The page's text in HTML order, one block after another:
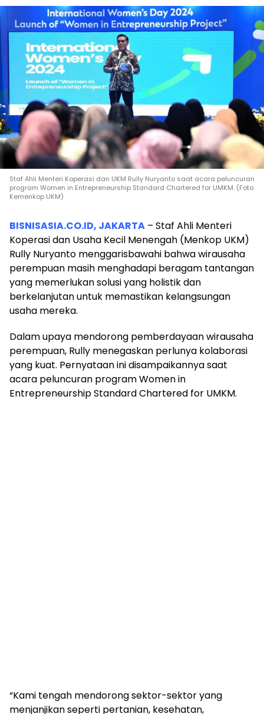
Staf Ahli Menteri Koperasi dan UKM Rully Nuryanto saat acara peluncuran
program Women in Entrepreneurship Standard Chartered for UMKM. (Foto:
Kemenkop UKM)
BISNISASIA.CO.ID, JAKARTA – Staf Ahli Menteri
Koperasi dan Usaha Kecil Menengah (Menkop UKM)
Rully Nuryanto menggarisbawahi bahwa wirausaha
perempuan masih menghadapi beragam tantangan
yang memerlukan solusi yang holistik dan
berkelanjutan untuk memastikan kelangsungan
usaha mereka.
Dalam upaya mendorong pemberdayaan wirausaha
perempuan, Rully menegaskan perlunya kolaborasi
yang kuat. Pernyataan ini disampaikannya saat
acara peluncuran program Women in
Entrepreneurship Standard Chartered for UMKM.
“Kami tengah mendorong sektor-sektor yang
menjanjikan seperti pertanian, kesehatan,